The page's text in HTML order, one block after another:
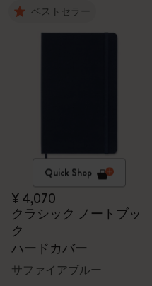
ベストセラー
Quick Shop
¥ 4,070
クラシック ノートブッ
ク
ハードカバー
サファイアブルー